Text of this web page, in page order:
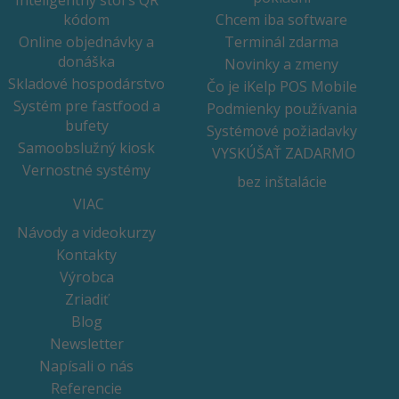
kódom
Online objednávky a
donáška
Skladové hospodárstvo
Systém pre fastfood a
bufety
Samoobslužný kiosk
Vernostné systémy
Chcem iba software
Terminál zdarma
Novinky a zmeny
Čo je iKelp POS Mobile
Podmienky používania
Systémové požiadavky
VYSKÚŠAŤ ZADARMO
bez inštalácie
VIAC
Návody a videokurzy
Kontakty
Výrobca
Zriadiť
Blog
Newsletter
Napísali o nás
Referencie